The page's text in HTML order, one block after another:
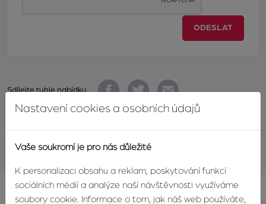
ODESLAT
Sdílejte tuhle nabídku
Realitní hlídač
Nastavení cookies a osobních údajů
Vaše soukromí je pro nás důležité
K personalizaci obsahu a reklam, poskytování funkcí
sociálních médií a analýze naší návštěvnosti využíváme
soubory cookie. Informace o tom, jak náš web používáte,